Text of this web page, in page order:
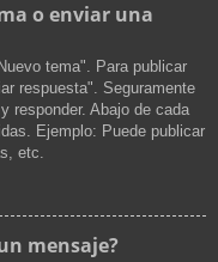
o enviar una
tema". Para publicar
respuesta". Seguramente
responder. Abajo de cada
Ejemplo: Puede publicar
etc.
mensaje?